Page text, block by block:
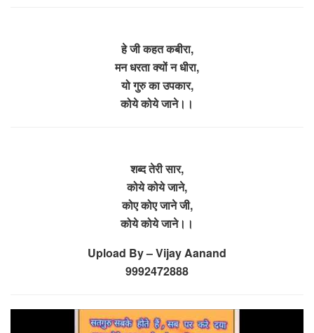
हे जी कहत कबीरा,
मन धरता क्यों न धीरा,
यो गुरु का उपकार,
कोये कोये जाने।।
शब्द तेरी सार,
कोये कोये जाने,
कोए कोए जाने जी,
कोये कोये जाने।।
Upload By – Vijay Aanand
9992472888